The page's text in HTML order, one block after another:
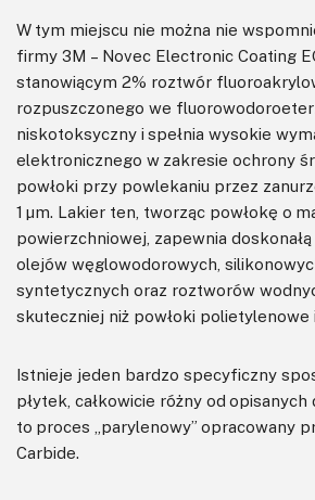
W tym miejscu nie można nie
firmy 3M – Novec Electronic Coating
stanowiącym 2% roztwór
rozpuszczonego we
niskotoksyczny i spełnia wysokie
elektronicznego w zakresie ochrony
powłoki przy powlekaniu przez
1 μm. Lakier ten, tworząc powłokę o
powierzchniowej, zapewnia
olejów węglowodorowych,
syntetycznych oraz roztworów
skuteczniej niż powłoki polietylenowe
Istnieje jeden bardzo specyficzny
płytek, całkowicie różny od opisanych
to proces „parylenowy” opracowany
Carbide.